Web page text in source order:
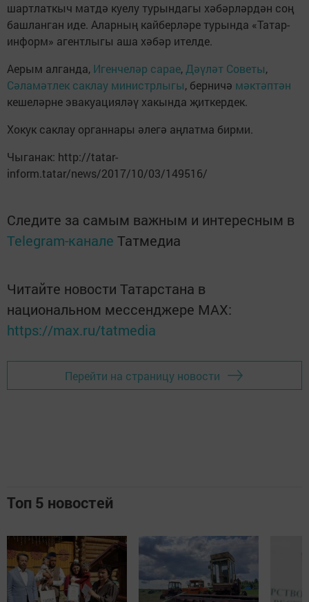
шартлаткыч матдә куелу турындагы хәбәрләрдән соң
башланган иде. Аларның кайберләре турында «Татар-
информ» агентлыгы аша хәбәр ителде.
Аерым алганда, Игенчеләр сарае, Дәүләт Советы,
Сәламәтлек саклау министрлыгы, берничә мәктәптән
кешеләрне эвакуацияләү хакында җиткердек.
Хокук саклау органнары әлегә аңлатма бирми.
Чыганак: http://tatar-
inform.tatar/news/2017/10/03/149516/
Следите за самым важным и интересным в
Telegram-канале Татмедиа
Читайте новости Татарстана в
национальном мессенджере MАХ:
https://max.ru/tatmedia
Перейти на страницу новости
Топ 5 новостей